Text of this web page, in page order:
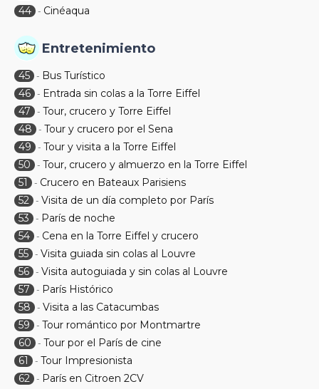
44 - Cinéaqua
Entretenimiento
45 - Bus Turístico
46 - Entrada sin colas a la Torre Eiffel
47
- Tour, crucero y Torre Eiffel
48
- Tour y crucero por el Sena
49
- Tour y visita a la Torre Eiffel
50
- Tour, crucero y almuerzo en la Torre Eiffel
51
- Crucero en Bateaux Parisiens
52 - Visita de un día completo por París
53
- París de noche
54 - Cena en la Torre Eiffel y crucero
55 - Visita guiada sin colas al Louvre
56 - Visita autoguiada y sin colas al Louvre
57
- París Histórico
58
- Visita a las Catacumbas
59
- Tour romántico por Montmartre
60
- Tour por el París de cine
61
- Tour Impresionista
62 - París en Citroen 2CV